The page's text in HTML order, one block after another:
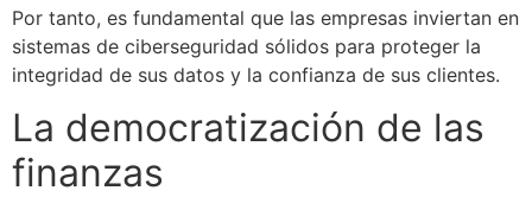
Por tanto, es fundamental que las empresas inviertan en
sistemas de ciberseguridad sólidos para proteger la
integridad de sus datos y la confianza de sus clientes.
La democratización de las
finanzas